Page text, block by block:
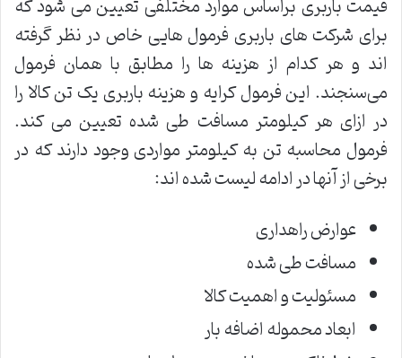
قیمت باربری براساس موارد مختلفی تعیین می شود که
برای شرکت های باربری فرمول هایی خاص در نظر گرفته
اند و هر کدام از هزینه ها را مطابق با همان فرمول
می‌سنجند. این فرمول کرایه و هزینه باربری یک تن کالا را
در ازای هر کیلومتر مسافت طی شده تعیین می کند.
فرمول محاسبه تن به کیلومتر مواردی وجود دارند که در
برخی از آنها در ادامه لیست شده اند:
عوارض راهداری
مسافت طی شده
مسئولیت و اهمیت کالا
ابعاد محموله اضافه بار